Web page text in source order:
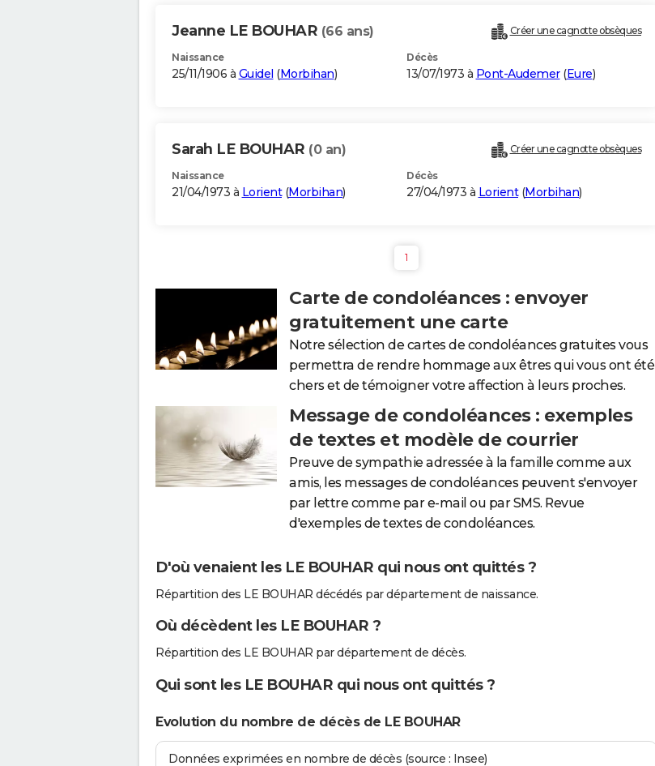
Jeanne LE BOUHAR (66 ans) Créer une cagnotte obsèques
Naissance
25/11/1906 à Guidel (Morbihan)
Décès
13/07/1973 à Pont-Audemer(Eure)
Sarah LE BOUHAR (0 an) Créer une cagnotte obsèques
Naissance
21/04/1973 à Lorient(Morbihan)
Décès
27/04/1973 à Lorient(Morbihan)
1
Carte de condoléances : envoyer
gratuitement une carte
Notre sélection de cartes de condoléances gratuites vous
permettra de rendre hommage aux êtres qui vous ont été
chers et de témoigner votre affection à leurs proches.
Message de condoléances : exemples
de textes et modèle de courrier
Preuve de sympathie adressée à la famille comme aux
amis, les messages de condoléances peuvent s'envoyer
par lettre comme par e-mail ou par SMS. Revue
d'exemples de textes de condoléances.
D'où venaient les LE BOUHAR qui nous ont quittés ?
Répartition des LE BOUHAR décédés par département de naissance.
Où décèdent les LE BOUHAR ?
Répartition des LE BOUHAR par département de décès.
Qui sont les LE BOUHAR qui nous ont quittés ?
Evolution du nombre de décès de LE BOUHAR
Données exprimées en nombre de décès (source : Insee)